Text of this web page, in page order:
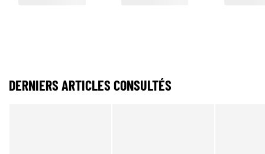
DERNIERS ARTICLES CONSULTÉS